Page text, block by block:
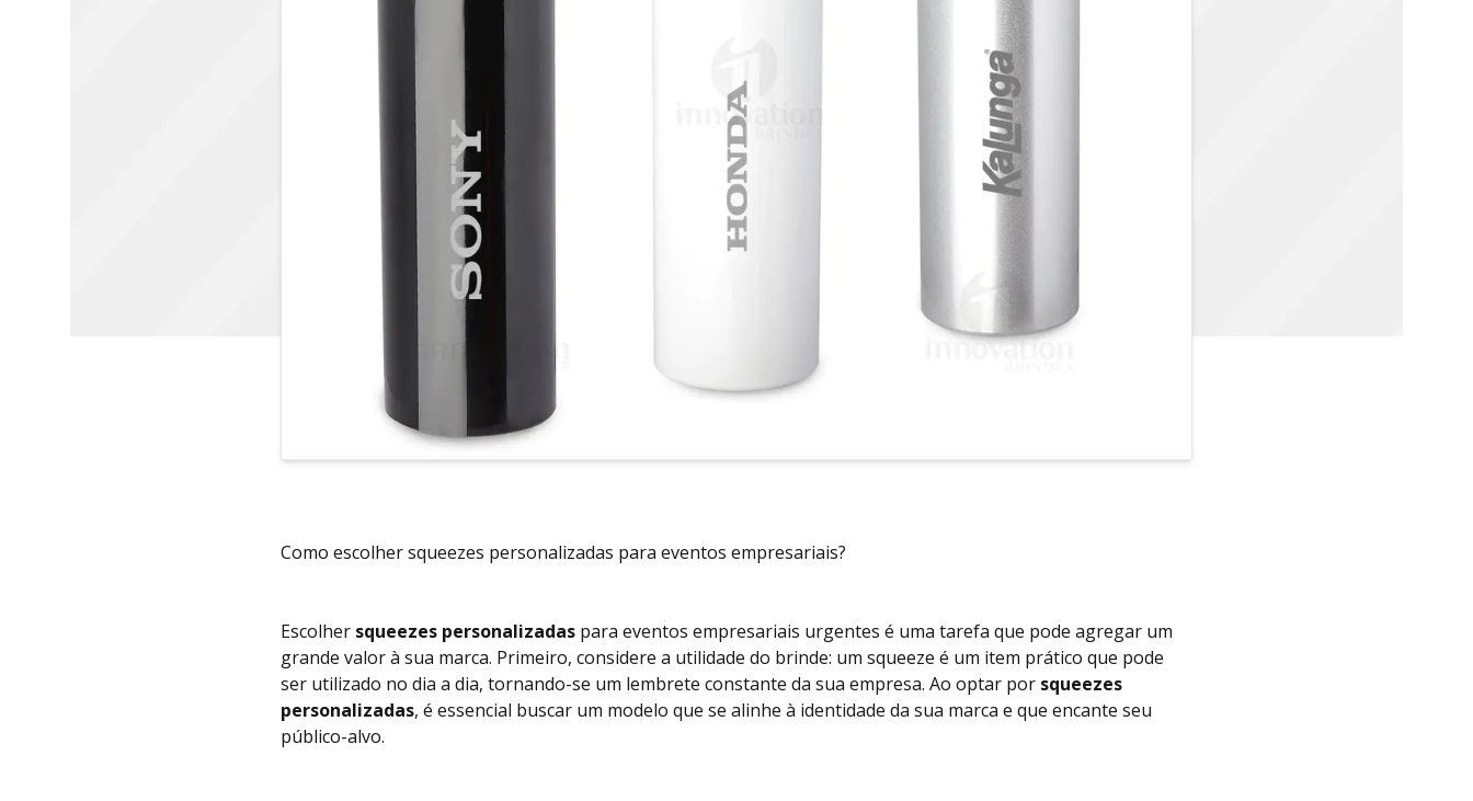
Como escolher squeezes personalizadas para eventos empresariais?
Escolher squeezes personalizadas para eventos empresariais urgentes é uma tarefa que pode agregar um
grande valor à sua marca. Primeiro, considere a utilidade do brinde: um squeeze é um item prático que pode
ser utilizado no dia a dia, tornando-se um lembrete constante da sua empresa. Ao optar por squeezes
personalizadas, é essencial buscar um modelo que se alinhe à identidade da sua marca e que encante seu
público-alvo.